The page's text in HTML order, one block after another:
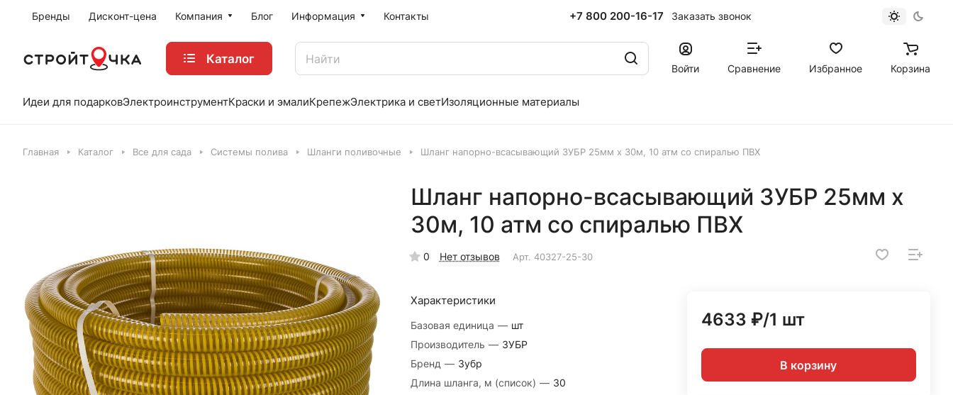
Бренды Дисконт-цена Компания Блог Информация Контакты +7 800 200-16-17 Заказать звонок
Каталог
Войти Сравнение Избранное Корзина
Идеи для подарковЭлектроинструментКраски и эмалиКрепежЭлектрика и светИзоляционные материалы
Главная Каталог Все для сада Системы полива Шланги поливочные Шланг напорно-всасывающий ЗУБР 25мм х 30м, 10 атм со спиралью ПВХ
Шланг напорно-всасывающий ЗУБР 25мм х
30м, 10 атм со спиралью ПВХ
0 Нет отзывов Арт. 40327-25-30
Характеристики
Базовая единица — шт
Производитель — ЗУБР
Бренд — Зубр
Длина шланга, м (список) — 30
4633 ₽/1 шт
В корзину